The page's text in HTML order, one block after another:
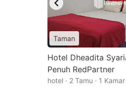
Taman
Hotel Dheadita
Penuh RedPartner
hotel · 2 Tamu · 1